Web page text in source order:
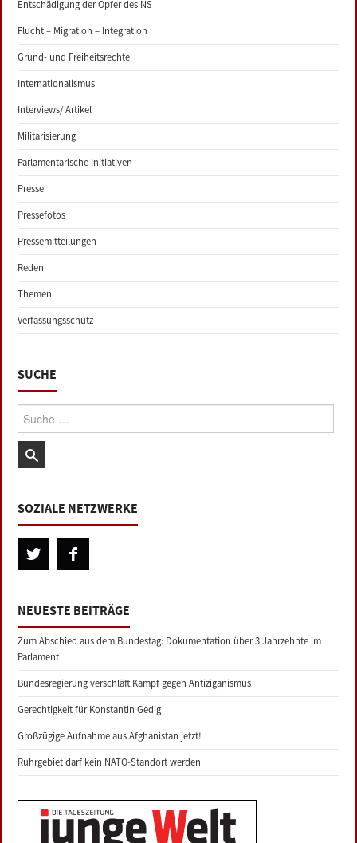
Entschädigung der Opfer des NS
Flucht – Migration – Integration
Grund- und Freiheitsrechte
Internationalismus
Interviews/ Artikel
Militarisierung
Parlamentarische Initiativen
Presse
Pressefotos
Pressemitteilungen
Reden
Themen
Verfassungsschutz
SUCHE
Suche:
SOZIALE NETZWERKE
NEUESTE BEITRÄGE
Zum Abschied aus dem Bundestag: Dokumentation über 3 Jahrzehnte im
Parlament
Bundesregierung verschläft Kampf gegen Antiziganismus
Gerechtigkeit für Konstantin Gedig
Großzügige Aufnahme aus Afghanistan jetzt!
Ruhrgebiet darf kein NATO-Standort werden